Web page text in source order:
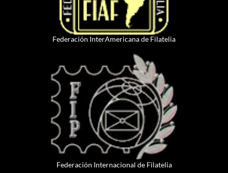
Federación InterAmericana de Filatelia
Federación Internacional de Filatelia